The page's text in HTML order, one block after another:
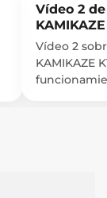
Vídeo 2
Vídeo 2
KAMIKAZE